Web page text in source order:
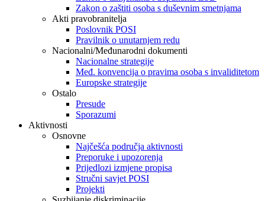
Zakon o zaštiti osoba s duševnim smetnjama
Akti pravobranitelja
Poslovnik POSI
Pravilnik o unutarnjem redu
Nacionalni/Međunarodni dokumenti
Nacionalne strategije
Međ. konvencija o pravima osoba s invaliditetom
Europske strategije
Ostalo
Presude
Sporazumi
Aktivnosti
Osnovne
Najčešća područja aktivnosti
Preporuke i upozorenja
Prijedlozi izmjene propisa
Stručni savjet POSI
Projekti